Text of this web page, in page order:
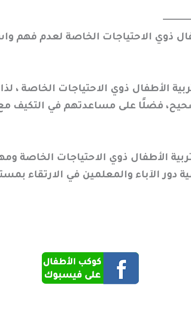
ذوي الاحتياجات الخاصة لعدم فهم
الأطفال ذوي الاحتياجات الخاصة ،
فضلًا على مساعدتهم في التكيف
الأطفال ذوي الاحتياجات الخاصة
الآباء والمعلمين في الارتقاء